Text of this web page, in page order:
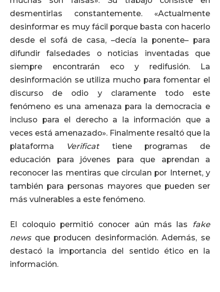
desmentirlas constantemente. «Actualmente
desinformar es muy fácil porque basta con hacerlo
desde el sofá de casa, –decía la ponente– para
difundir falsedades o noticias inventadas que
siempre encontrarán eco y redifusión. La
desinformación se utiliza mucho para fomentar el
discurso de odio y claramente todo este
fenómeno es una amenaza para la democracia e
incluso para el derecho a la información que a
veces está amenazado». Finalmente resaltó que la
plataforma Verificattiene programas de
educación para jóvenes para que aprendan a
reconocer las mentiras que circulan por Internet, y
también para personas mayores que pueden ser
más vulnerables a este fenómeno.
El coloquio permitió conocer aún más las fake
newsque producen desinformación. Además, se
destacó la importancia del sentido ético en la
información.